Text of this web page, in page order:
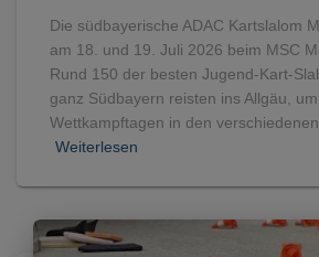
Die südbayerische ADAC Kartslalom
am 18. und 19. Juli 2026 beim MSC
Rund 150 der besten Jugend-Kart-
ganz Südbayern reisten ins Allgäu,
Wettkampftagen in den
Weiterlesen